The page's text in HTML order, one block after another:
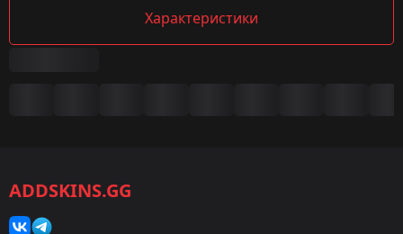
Характеристики
Категория:
Скины
ADDSKINS.GG